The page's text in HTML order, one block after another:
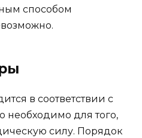
способом
в соответствии с
необходимо для того,
силу. Порядок